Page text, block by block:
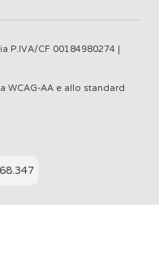
P.IVA/CF 00184980274 |
WCAG-AA e allo standard